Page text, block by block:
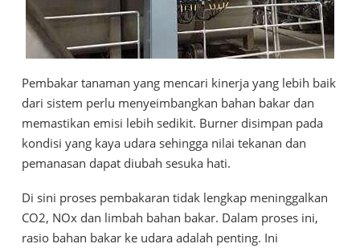
Pembakar tanaman yang mencari kinerja yang lebih baik
dari sistem perlu menyeimbangkan bahan bakar dan
memastikan emisi lebih sedikit. Burner disimpan pada
kondisi yang kaya udara sehingga nilai tekanan dan
pemanasan dapat diubah sesuka hati.
Di sini proses pembakaran tidak lengkap meninggalkan
CO2, NOx dan limbah bahan bakar. Dalam proses ini,
rasio bahan bakar ke udara adalah penting. Ini